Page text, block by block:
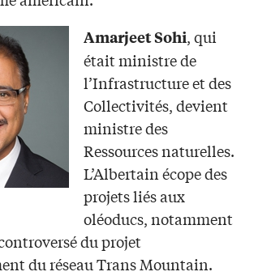
Amarjeet Sohi, qui
était ministre de
l’Infrastructure et des
Collectivités, devient
ministre des
Ressources naturelles.
L’Albertain écope des
projets liés aux
oléoducs, notamment
du projet
du réseau Trans Mountain.